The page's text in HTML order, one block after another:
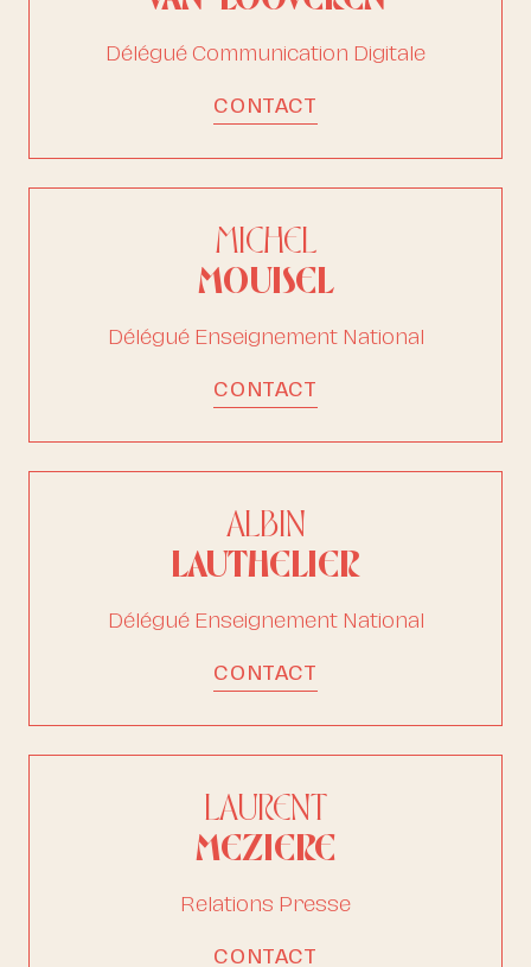
Délégué Communication Digitale
CONTACT
MICHEL
MOUISEL
Délégué Enseignement National
CONTACT
ALBIN
LAUTHELIER
Délégué Enseignement National
CONTACT
LAURENT
MEZIERE
Relations Presse
CONTACT